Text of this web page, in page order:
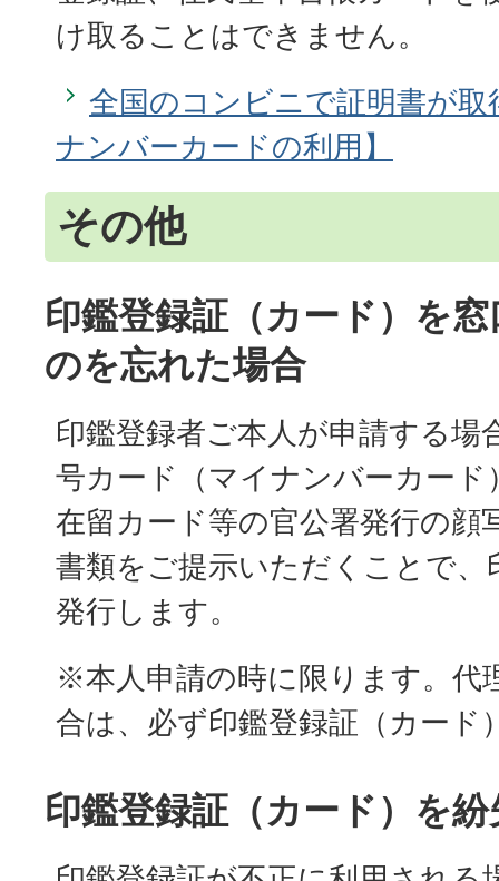
け取ることはできません。
全国のコンビニで証明書が
ナンバーカードの利用】
その他
印鑑登録証（カード）を
のを忘れた場合
印鑑登録者ご本人が申請する場
号カード（マイナンバーカード
在留カード等の官公署発行の顔
書類をご提示いただくことで、
発行します。
※本人申請の時に限ります。代
合は、必ず印鑑登録証（カード
印鑑登録証（カード）を